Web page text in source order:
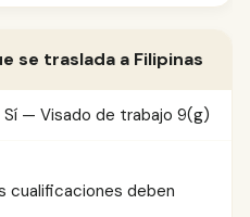
se traslada a Filipinas
Sí — Visado de trabajo 9(g)
cualificaciones deben